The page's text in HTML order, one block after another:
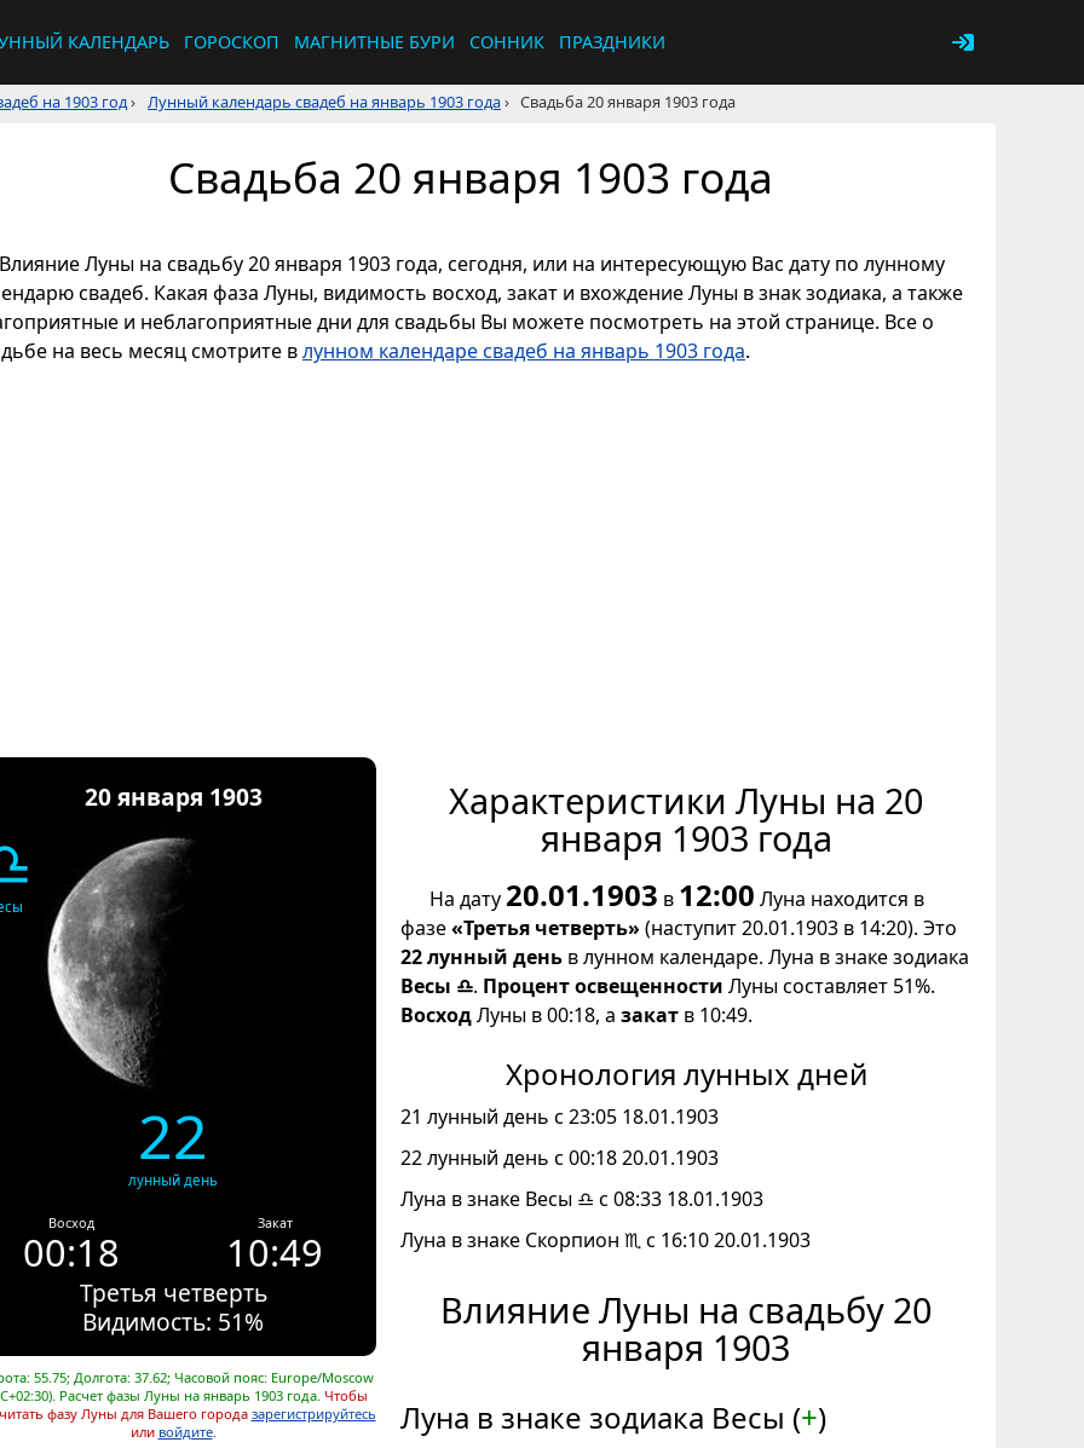
КАЛЕНДАРЬ ГОРОСКОП МАГНИТНЫЕ БУРИ СОННИК ПРАЗДНИКИ
на 1903 год› Лунный календарь свадеб на январь 1903 года› Свадьба 20 января 1903 года
Свадьба 20 января 1903 года
Влияние Луны на свадьбу 20 января 1903 года, сегодня, или на интересующую Вас дату по лунному
свадеб. Какая фаза Луны, видимость восход, закат и вхождение Луны в знак зодиака, а также
и неблагоприятные дни для свадьбы Вы можете посмотреть на этой странице. Все о
на весь месяц смотрите влунном календаре свадеб на январь 1903 года.
20 января 1903
22
лунный день
Восход
00:18
Закат
10:49
Третья четверть
Видимость: 51%
55.75; Долгота: 37.62; Часовой пояс: Europe/Moscow
Расчет фазы Луны на январь 1903 года. Чтобы
фазу Луны для Вашего города зарегистрируйтесь
или войдите.
Характеристики Луны на 20
января 1903 года
На дату 20.01.1903 в 12:00 Луна находится в
фазе«Третья четверть»(наступит 20.01.1903 в 14:20). Это
22 лунный день в лунном календаре. Луна в знаке зодиака
Весы ♎. Процент освещенности Луны составляет 51%.
ВосходЛуны в 00:18, а закат в 10:49.
Хронология лунных дней
21 лунный день с 23:05 18.01.1903
22 лунный день с 00:18 20.01.1903
Луна в знаке Весы ♎ с 08:33 18.01.1903
Луна в знаке Скорпион ♏ с 16:10 20.01.1903
Влияние Луны на свадьбу 20
января 1903
Луна в знаке зодиака Весы (+)